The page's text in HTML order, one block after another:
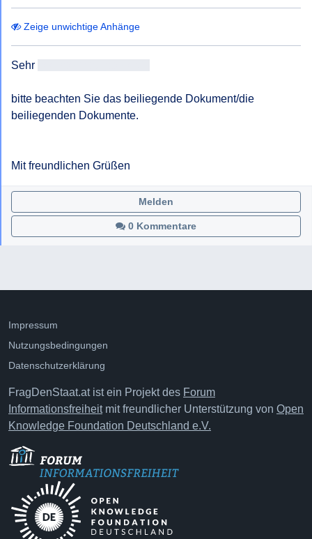
Zeige unwichtige Anhänge
Sehr
bitte beachten Sie das beiliegende Dokument/die
beiliegenden Dokumente.
Mit freundlichen Grüßen
0 Kommentare
Melden
Impressum
Nutzungsbedingungen
Datenschutzerklärung
FragDenStaat.at ist ein Projekt des Forum
Informationsfreiheitmit freundlicher Unterstützung von Open
Knowledge Foundation Deutschland e.V.